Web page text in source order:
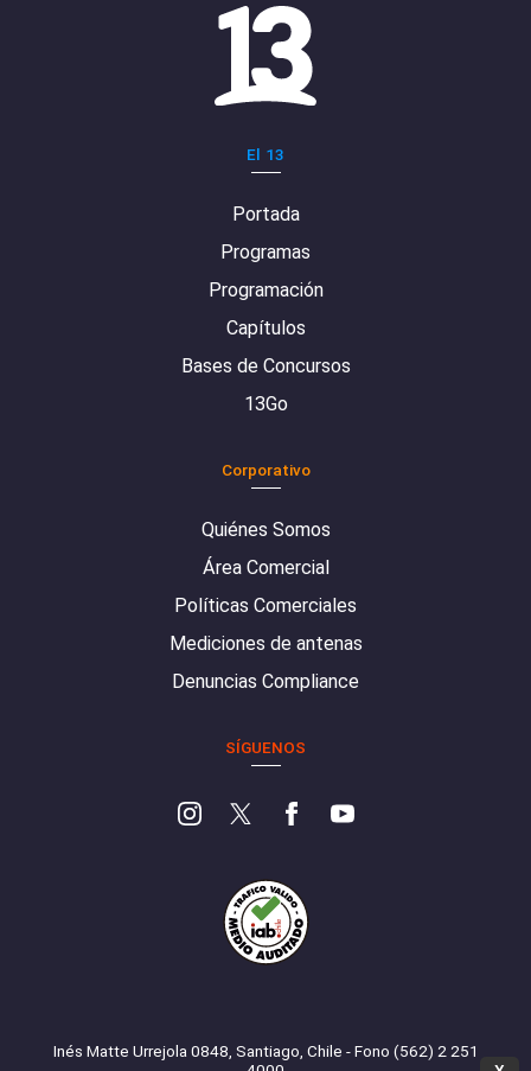
El 13
Portada
Programas
Programación
Capítulos
Bases de Concursos
13Go
Corporativo
Quiénes Somos
Área Comercial
Políticas Comerciales
Mediciones de antenas
Denuncias Compliance
SÍGUENOS
Inés Matte Urrejola 0848, Santiago, Chile - Fono (562) 2 251